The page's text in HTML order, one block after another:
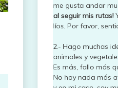
me gusta andar
al seguir mis rutas!
líos. Por favor,
2.- Hago muchas
animales y
Es más, fallo más
No hay nada más